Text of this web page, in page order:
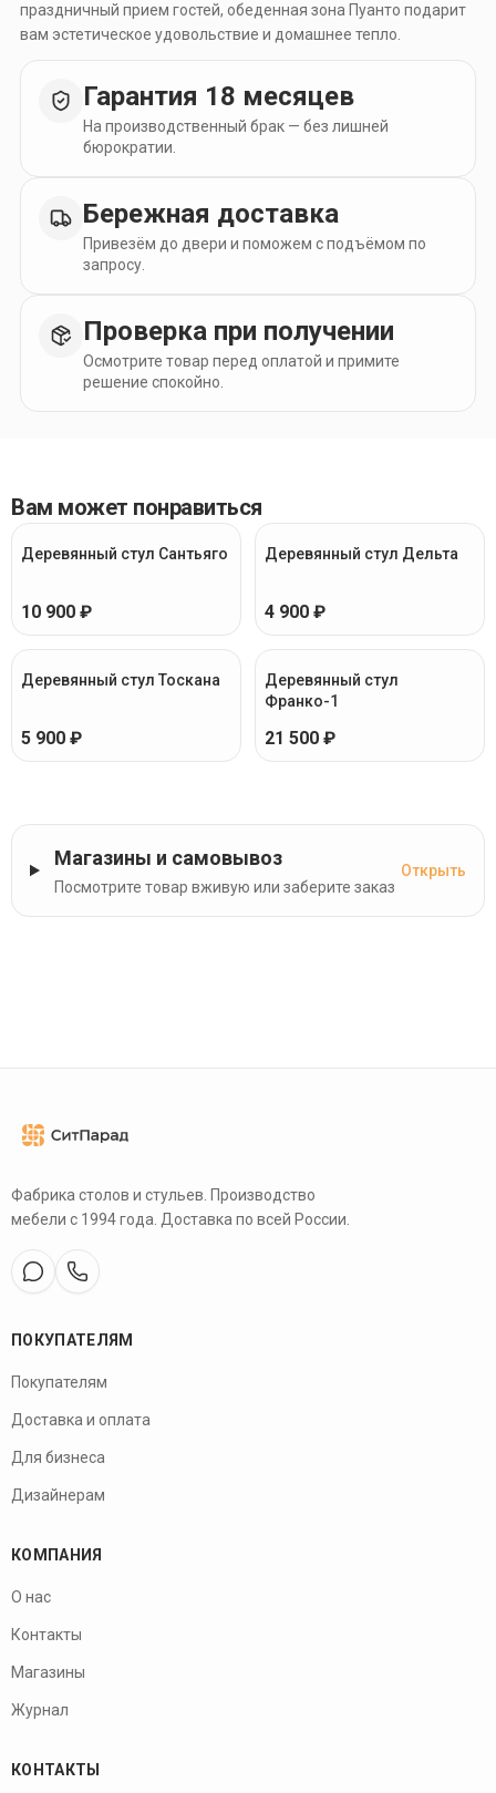
праздничный прием гостей, обеденная зона Пуанто подарит
вам эстетическое удовольствие и домашнее тепло.
Гарантия 18 месяцев
На производственный брак — без лишней
бюрократии.
Бережная доставка
Привезём до двери и поможем с подъёмом по
запросу.
Проверка при получении
Осмотрите товар перед оплатой и примите
решение спокойно.
Вам может понравиться
Деревянный стул Сантьяго
10 900 ₽
Деревянный стул Дельта
4 900 ₽
Деревянный стул Тоскана
5 900 ₽
Деревянный стул
Франко-1
21 500 ₽
Магазины и самовывоз
Посмотрите товар вживую или заберите заказ
Открыть
Фабрика столов и стульев. Производство
мебели с 1994 года. Доставка по всей России.
ПОКУПАТЕЛЯМ
Покупателям
Доставка и оплата
Для бизнеса
Дизайнерам
КОМПАНИЯ
О нас
Контакты
Магазины
Журнал
КОНТАКТЫ